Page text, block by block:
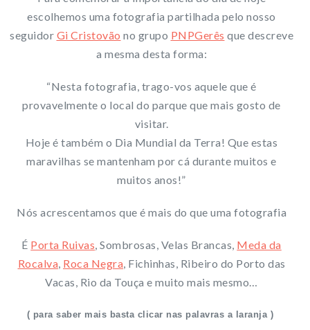
escolhemos uma fotografia partilhada pelo nosso
seguidor Gi Cristovão no grupo PNPGerês que descreve
a mesma desta forma:
“Nesta fotografia, trago-vos aquele que é
provavelmente o local do parque que mais gosto de
visitar.
Hoje é também o Dia Mundial da Terra! Que estas
maravilhas se mantenham por cá durante muitos e
muitos anos!”
Nós acrescentamos que é mais do que uma fotografia
É Porta Ruivas, Sombrosas, Velas Brancas, Meda da
Rocalva, Roca Negra, Fichinhas, Ribeiro do Porto das
Vacas, Rio da Touça e muito mais mesmo…
( para saber mais basta clicar nas palavras a laranja )